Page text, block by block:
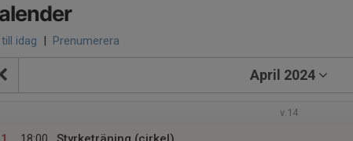
till idag | Prenumerera
April 2024
v.14